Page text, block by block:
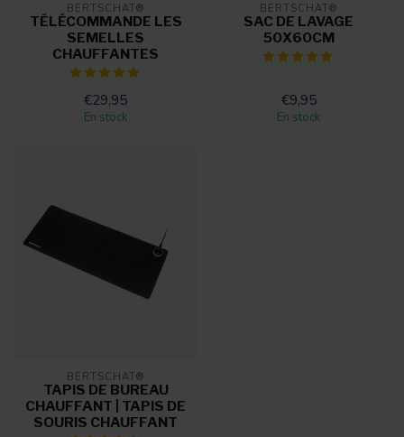
BERTSCHAT®
TÉLÉCOMMANDE LES
SEMELLES
CHAUFFANTES
€29,95
En stock
BERTSCHAT®
SAC DE LAVAGE
50X60CM
€9,95
En stock
BERTSCHAT®
TAPIS DE BUREAU
CHAUFFANT | TAPIS DE
SOURIS CHAUFFANT